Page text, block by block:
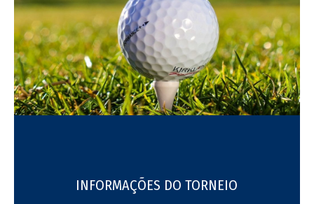
INFORMAÇÕES DO TORNEIO